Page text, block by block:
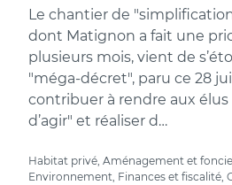
Le chantier de
dont Matignon a fait une
plusieurs mois, vient de
"méga-décret", paru ce 28
contribuer à rendre aux
d’agir" et réaliser d…
Habitat privé, Aménagement et
Environnement, Finances et fiscalité,